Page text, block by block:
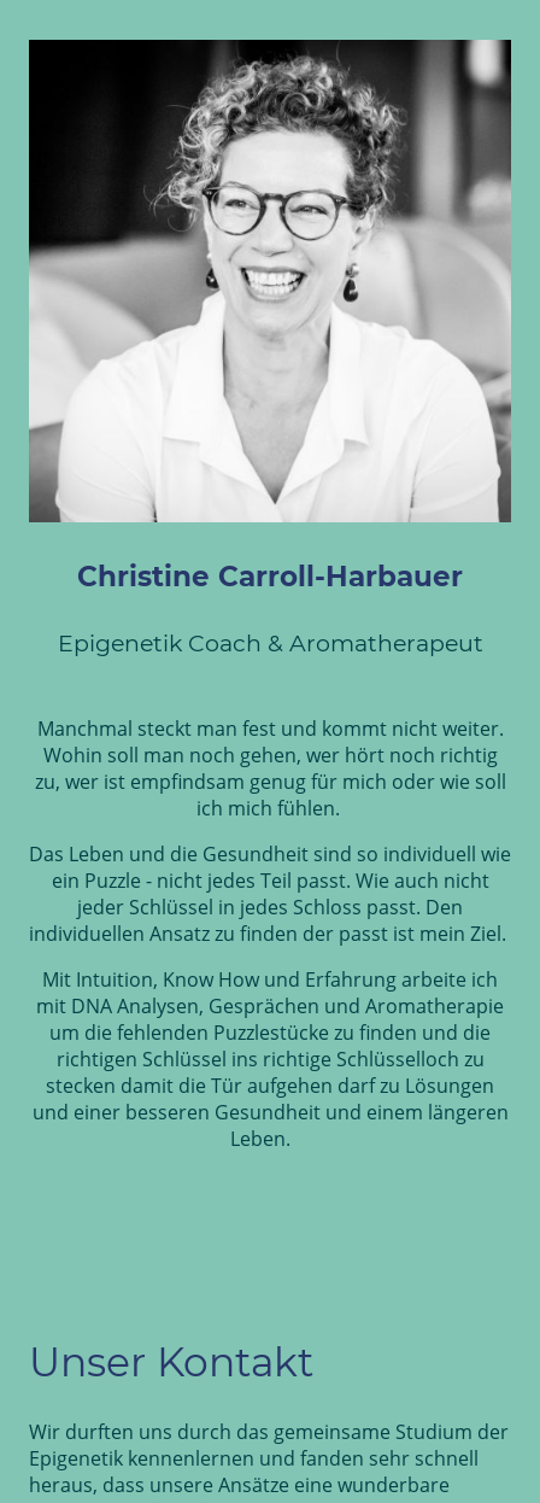
Christine Carroll-Harbauer
Epigenetik Coach & Aromatherapeut
Manchmal steckt man fest und kommt nicht weiter.
Wohin soll man noch gehen, wer hört noch richtig
zu, wer ist empfindsam genug für mich oder wie soll
ich mich fühlen.
Das Leben und die Gesundheit sind so individuell wie
ein Puzzle - nicht jedes Teil passt. Wie auch nicht
jeder Schlüssel in jedes Schloss passt. Den
individuellen Ansatz zu finden der passt ist mein Ziel.
Mit Intuition, Know How und Erfahrung arbeite ich
mit DNA Analysen, Gesprächen und Aromatherapie
um die fehlenden Puzzlestücke zu finden und die
richtigen Schlüssel ins richtige Schlüsselloch zu
stecken damit die Tür aufgehen darf zu Lösungen
und einer besseren Gesundheit und einem längeren
Leben.
Unser Kontakt
Wir durften uns durch das gemeinsame Studium der
Epigenetik kennenlernen und fanden sehr schnell
heraus, dass unsere Ansätze eine wunderbare